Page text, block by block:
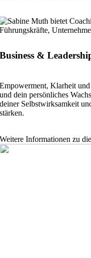
Business &
Empowerment, Klarheit
und dein persönliches
deiner Selbstwirksamkeit
stärken.
Weitere Informationen zu